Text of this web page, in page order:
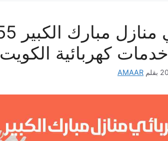
كهربائية الكويت
بقلم AMAAR